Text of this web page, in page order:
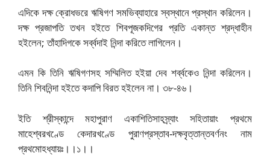
এদিকে দক্ষ ক্রোধভরে ঋষিগণ সমভিব্যাহারে স্বস্থানে প্রস্থান করিলেন।
দক্ষ প্রজাপতি তখন হইতে শিবপূজকদিগের প্রতি একান্ত শ্রদ্ধাহীন
হইলেন; তাঁহাদিগকে সর্ব্বদাই নিন্দা করিতে লাগিলেন।
এমন কি তিনি ঋষিগণসহ সম্মিলিত হইয়া দেব শর্ব্বকেও নিন্দা করিলেন।
তিনি শিবনিন্দা হইতে কদাপি বিরত হইলেন না। ৩৮-৪৬।
ইতি শ্রীস্কান্দে মহাপুরাণ একাশিতিসাহস্র্যাং সহিতায়াং প্রথমে
মাহেশ্বরখণ্ডে কেদারখণ্ডে পুরাণপ্রস্তাব-দক্ষবৃত্তান্তবর্ণনং নাম
প্রথমোহধ্যায়ঃ।।১।।